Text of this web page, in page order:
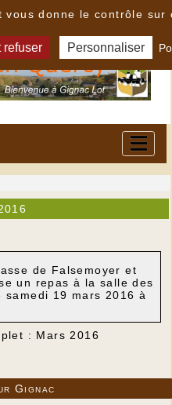
de Falsemoyer et
un repas à la salle des
samedi 19 mars 2016 à
: Mars 2016
Gignac
donne le contrôle sur
refuser Personnaliser